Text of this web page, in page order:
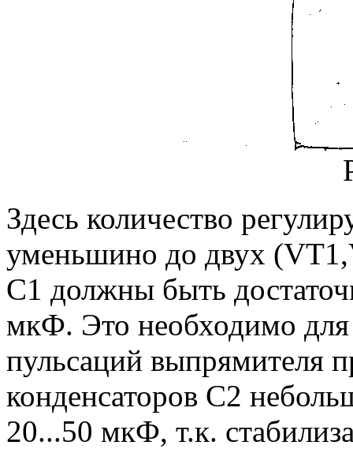
Здесь количество
уменьшино до двух
С1 должны быть
мкФ. Это необходимо для
пульсаций выпрямителя
конденсаторов C2
20...50 мкФ, т.к.